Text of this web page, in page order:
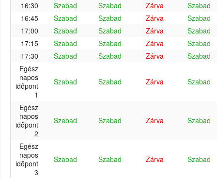
16:30 Szabad Szabad Zárva
Szabad
16:45
Szabad Szabad Zárva
Szabad
17:00
Szabad Szabad Zárva
Szabad
17:15
Szabad Szabad Zárva
Szabad
17:30
Szabad Szabad Zárva
Szabad
Egész
napos
időpont
1
Szabad Szabad Zárva Szabad
Egész
napos
időpont
2
Szabad Szabad Zárva Szabad
Egész
napos
időpont
3
Szabad Szabad Zárva Szabad